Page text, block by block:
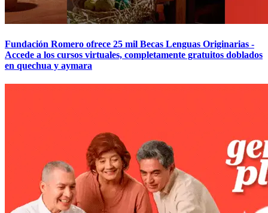
Fundación Romero ofrece 25 mil Becas Lenguas Originarias -
Accede a los cursos virtuales, completamente gratuitos doblados
en quechua y aymara